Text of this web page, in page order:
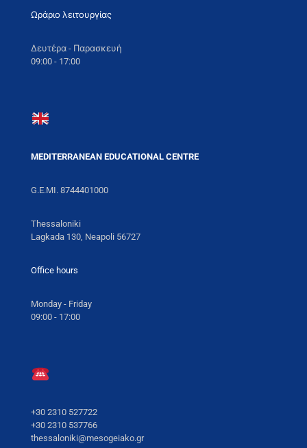
Ωράριο λειτουργίας
Δευτέρα - Παρασκευή
09:00 - 17:00
MEDITERRANEAN EDUCATIONAL CENTRE
G.E.MI. 8744401000
Thessaloniki
Lagkada 130, Neapoli 56727
Office hours
Monday - Friday
09:00 - 17:00
+30 2310 527722
+30 2310 537766
thessaloniki@mesogeiako.gr